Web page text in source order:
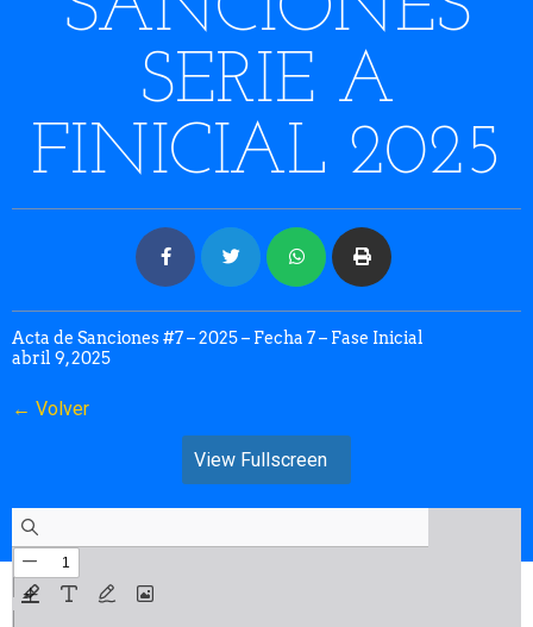
SERIE A
FINICIAL 2025
Acta de Sanciones #7 – 2025 – Fecha 7 – Fase Inicial
abril 9, 2025
← Volver
View Fullscreen